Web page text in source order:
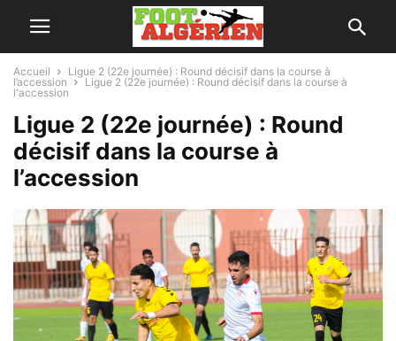
Accueil
Ligue 2 (22e journée) : Round décisif dans la course à
l’accession
Ligue 2 (22e journée) : Round décisif dans la course à
l'accession
Ligue 2 (22e journée) : Round
décisif dans la course à
l’accession